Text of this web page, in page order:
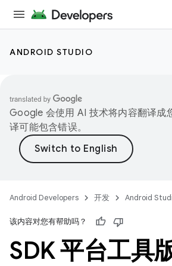
ANDROID STUDIO
Google 会使用 AI 技术将内容翻译成
译可能包含错误。
Android Developers 开发 Android
该内容对您有帮助吗？
SDK 平台工具